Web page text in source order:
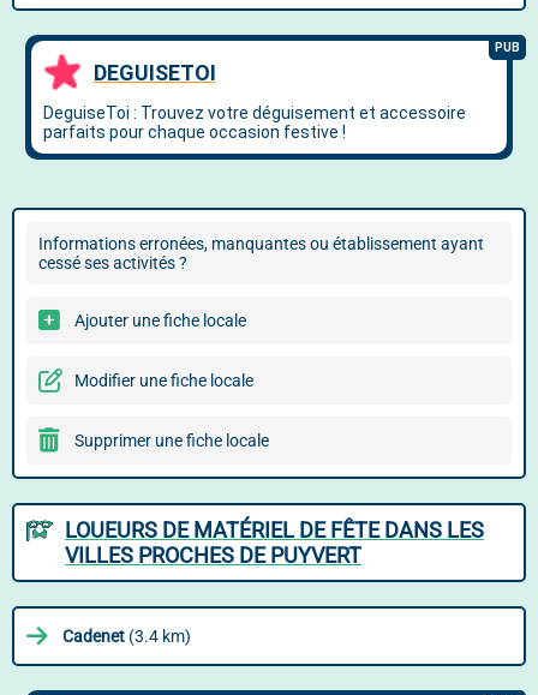
Informations erronées, manquantes ou établissement ayant
cessé ses activités ?
Ajouter une fiche locale
Modifier une fiche locale
Supprimer une fiche locale
LOUEURS DE MATÉRIEL DE FÊTE DANS LES
VILLES PROCHES DE PUYVERT
Cadenet (3.4 km)